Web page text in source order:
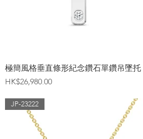
極簡風格垂直條形紀念鑽石單鑽吊墜托
價格
HK$26,980.00
JP-23222